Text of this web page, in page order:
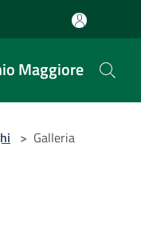
Maggiore
> Galleria